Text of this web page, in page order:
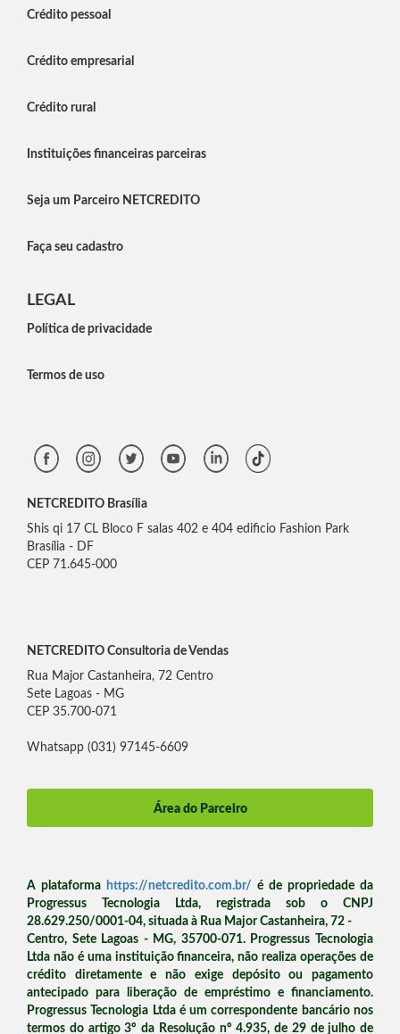
Crédito pessoal
Crédito empresarial
Crédito rural
Instituições financeiras parceiras
Seja um Parceiro NETCREDITO
Faça seu cadastro
LEGAL
Política de privacidade
Termos de uso
NETCREDITO Brasília
Shis qi 17 CL Bloco F salas 402 e 404 edificio Fashion Park
Brasília - DF
CEP 71.645-000
NETCREDITO Consultoria de Vendas
Rua Major Castanheira, 72 Centro
Sete Lagoas - MG
CEP 35.700-071
Whatsapp (031) 97145-6609
Área do Parceiro
A plataforma https://netcredito.com.br/ é de propriedade da
Progressus Tecnologia Ltda, registrada sob o CNPJ
28.629.250/0001-04, situada à Rua Major Castanheira, 72 -
Centro, Sete Lagoas - MG, 35700-071. Progressus Tecnologia
Ltda não é uma instituição financeira, não realiza operações de
crédito diretamente e não exige depósito ou pagamento
antecipado para liberação de empréstimo e financiamento.
Progressus Tecnologia Ltda é um correspondente bancário nos
termos do artigo 3º da Resolução nº 4.935, de 29 de julho de